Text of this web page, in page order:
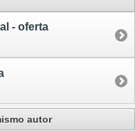
- oferta
autor